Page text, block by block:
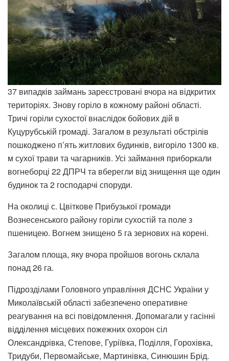
37 випадків займань зареєстровані вчора на відкритих
територіях. Знову горіло в кожному районі області.
Тричі горіли сухостої внаслідок бойових дій в
Куцурубській громаді. Загалом в результаті обстрілів
пошкоджено п’ять житлових будинків, вигоріло 1300 кв.
м сухої трави та чагарників. Усі займання приборкали
вогнеборці 22 ДПРЧ та вберегли від знищення ще один
будинок та 2 господарчі споруди.
На околиці с. Цвіткове Прибузької громади
Вознесенського району горіли сухостій та поле з
пшеницею. Вогнем знищено 5 га зернових на корені.
Загалом площа, яку вчора пройшов вогонь склала
понад 26 га.
Підрозділами Головного управління ДСНС України у
Миколаївській області забезпечено оперативне
реагування на всі повідомлення. Допомагали у гасінні
відділення місцевих пожежних охорон сіл
Олександрівка, Степове, Гуріївка, Поділля, Горохівка,
Тридуби, Первомайське, Мартинівка, Синюшин Брід.